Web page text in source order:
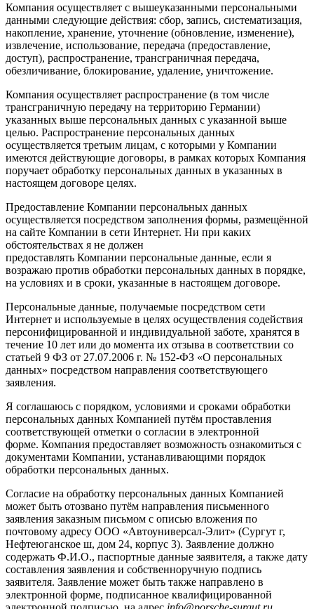
Компания осуществляет с вышеуказанными персональными
данными следующие действия: сбор, запись, систематизация,
накопление, хранение, уточнение (обновление, изменение),
извлечение, использование, передача (предоставление,
доступ), распространение, трансграничная передача,
обезличивание, блокирование, удаление, уничтожение.
Компания осуществляет распространение (в том числе
трансграничную передачу на территорию Германии)
указанных выше персональных данных с указанной выше
целью. Распространение персональных данных
осуществляется третьим лицам, с которыми у Компании
имеются действующие договоры, в рамках которых Компания
поручает обработку персональных данных в указанных в
настоящем договоре целях.
Предоставление Компании персональных данных
осуществляется посредством заполнения формы, размещённой
на сайте Компании в сети Интернет. Ни при каких
обстоятельствах я не должен
предоставлять Компании персональные данные, если я
возражаю против обработки персональных данных в порядке,
на условиях и в сроки, указанные в настоящем договоре.
Персональные данные, получаемые посредством сети
Интернет и используемые в целях осуществления содействия
персонифицированной и индивидуальной заботе, хранятся в
течение 10 лет или до момента их отзыва в соответствии со
статьей 9 ФЗ от 27.07.2006 г. № 152-ФЗ «О персональных
данных» посредством направления соответствующего
заявления.
Я соглашаюсь с порядком, условиями и сроками обработки
персональных данных Компанией путём проставления
соответствующей отметки о согласии в электронной
форме. Компания предоставляет возможность ознакомиться с
документами Компании, устанавливающими порядок
обработки персональных данных.
Согласие на обработку персональных данных Компанией
может быть отозвано путём направления письменного
заявления заказным письмом с описью вложения по
почтовому адресу ООО «Автоуниверсал-Элит» (Сургут г,
Нефтеюганское ш, дом 24, корпус 3). Заявление должно
содержать Ф.И.О., паспортные данные заявителя, а также дату
составления заявления и собственноручную подпись
заявителя. Заявление может быть также направлено в
электронной форме, подписанное квалифицированной